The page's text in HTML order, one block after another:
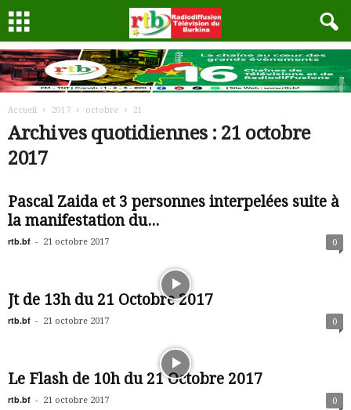
Accueil 2017 octobre 21
Archives quotidiennes : 21 octobre
2017
Pascal Zaida et 3 personnes interpelées suite à
la manifestation du...
rtb.bf - 21 octobre 2017 0
Jt de 13h du 21 Octobre 2017
rtb.bf - 21 octobre 2017 0
Le Flash de 10h du 21 Octobre 2017
rtb.bf - 21 octobre 2017 0